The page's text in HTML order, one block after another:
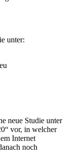
unter:
neue Studie unter
vor, in welcher
Internet
noch